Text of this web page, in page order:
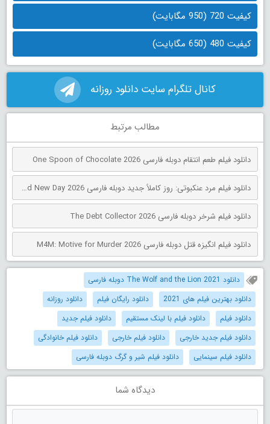
کیفیت 720 (950 مگابایت)
کیفیت 480 (650 مگابایت)
کانال تلگرام سایت دانلود روزانه
مطالب مرتبط
دانلود فیلم طعم انتقام دوبله فارسی One Spoon of Chocolate 2026
دانلود فیلم مرد عنکبوتی: روز کاملاً جدید دوبله فارسی Spider-Man: Brand New Day 2026
دانلود فیلم شرخر دوبله فارسی The Debt Collector 2026
دانلود فیلم انگیزه قتل دوبله فارسی M4M: Motive for Murder 2026
دانلود The Wolf and the Lion 2021 دوبله فارسی
دانلود بهترین فیلم های 2021
دانلود رایگان فیلم
دانلود روزانه
دانلود فیلم
دانلود فیلم با لینک مستقیم
دانلود فیلم جدید
دانلود فیلم جدید خارجی
دانلود فیلم خارجی
دانلود فیلم خانوادگی
دانلود فیلم سینمایی
دانلود فیلم شیر و گرگ دوبله فارسی
دیدگاه شما